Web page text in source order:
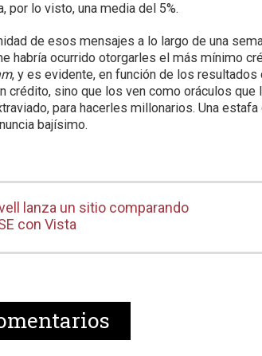
por lo visto, una media del 5%.
de esos mensajes a lo largo de una
habría ocurrido otorgarles el más mínimo
, y es evidente, en función de los
crédito, sino que los ven como oráculos
para hacerles millonarios. Una
bajísimo.
lanza un sitio comparando
con Vista